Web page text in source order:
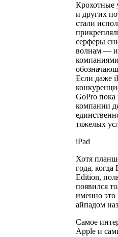
Крохотные
и других
стали
серферы
волнам — и
Если даже
GoPro
компании
тяжелых
iPad
Хотя
года,
Edition,
появился
именно это
айпадом
Самое
Apple и